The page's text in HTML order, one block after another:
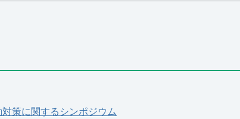
策に関するシンポジウム